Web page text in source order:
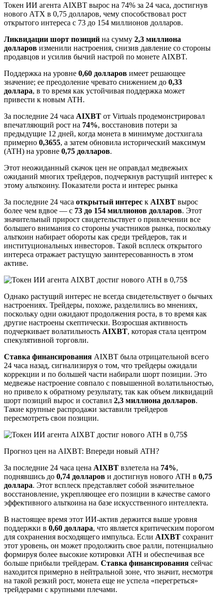
Токен ИИ агента AIXBT вырос на 74% за 24 часа, достигнув
нового АТХ в 0,75 долларов, чему способствовал рост
открытого интереса с 73 до 154 миллионов долларов.
Ликвидации шорт позиций на сумму 2,3 миллиона
долларов изменили настроения, снизив давление со стороны
продавцов и усилив бычий настрой по монете AIXBT.
Поддержка на уровне 0,60 долларов имеет решающее
значение; ее преодоление чревато снижением до 0,33
доллара, в то время как устойчивая поддержка может
привести к новым ATH.
За последние 24 часа AIXBT от Virtuals продемонстрировал
впечатляющий рост на 74%, восстановив потери за
предыдущие 12 дней, когда монета в минимуме достxигала
примерно 0,3655, а затем обновила исторический максимум
(ATH) на уровне 0,75 долларов.
Этот неожиданный скачок цен не оправдал медвежьих
ожиданий многих трейдеров, подчеркнув растущий интерес к
этому альткоину. Показатели роста и интерес рынка
За последние 24 часа открытый интерес к AIXBT вырос
более чем вдвое — с 73 до 154 миллионов долларов. Этот
значительный прирост свидетельствует о привлечении все
большего внимания со стороны участников рынка, поскольку
альткоин набирает обороты как среди трейдеров, так и
институциональных инвесторов. Такой всплеск открытого
интереса отражает растущую заинтересованность в этом
активе.
Однако растущий интерес не всегда свидетельствует о бычьих
настроениях. Трейдеры, похоже, разделились во мнениях,
поскольку одни ожидают продолжения роста, в то время как
другие настроены скептически. Возросшая активность
подчеркивает волатильность AIXBT, которая стала центром
спекулятивной торговли.
Ставка финансирования AIXBT была отрицательной всего
24 часа назад, сигнализируя о том, что трейдеры ожидали
коррекции и по большей части набирали шорт позиции. Это
медвежье настроение совпало с повышенной волатильностью,
но привело к обратному результату, так как объем ликвидаций
шорт позиций вырос и составил 2,3 миллиона долларов.
Такие крупные распродажи заставили трейдеров
пересмотреть свои позиции.
Прогноз цен на AIXBT: Впереди новый ATH?
За последние 24 часа цена AIXBT взлетела на 74%,
поднявшись до 0,74 долларов и достигнув нового ATH в 0,75
доллара. Этот всплеск представляет собой значительное
восстановление, укрепляющее его позиции в качестве самого
эффективного альткоина на базе искусственного интеллекта.
В настоящее время этот ИИ-актив держится выше уровня
поддержки в 0,60 доллара, что является критическим порогом
для сохранения восходящего импульса. Если AIXBT сохранит
этот уровень, он может продолжить свое ралли, потенциально
формируя более высокие котировки ATH и обеспечивая все
больше прибыли трейдерам. Ставка финансирования сейчас
находится примерно в нейтральной зоне, что значит, несмотря
на такой резкий рост, монета еще не успела «перегреться»
трейдерами с крупными плечами.